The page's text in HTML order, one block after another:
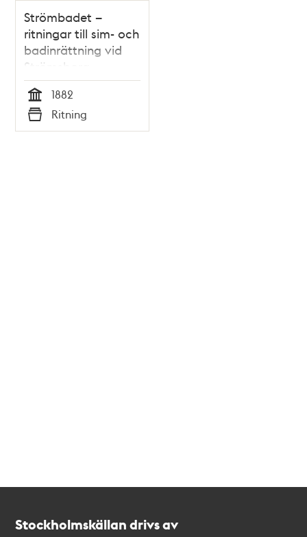
Strömbadet –
ritningar till sim- och
badinrättning vid
Strömsborg
Tid
1882
Typ
Ritning
Stockholmskällan drivs av